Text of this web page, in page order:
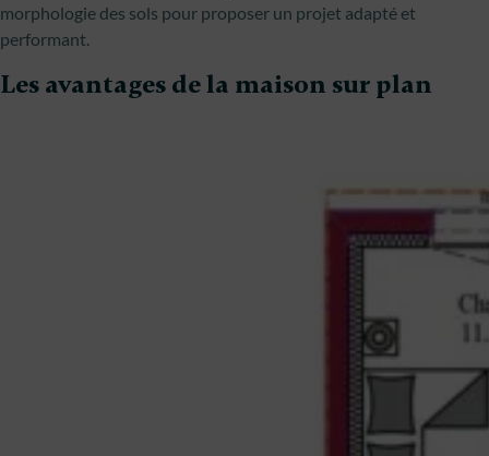
morphologie des sols pour proposer un projet adapté et
performant.
Les avantages de la maison sur plan